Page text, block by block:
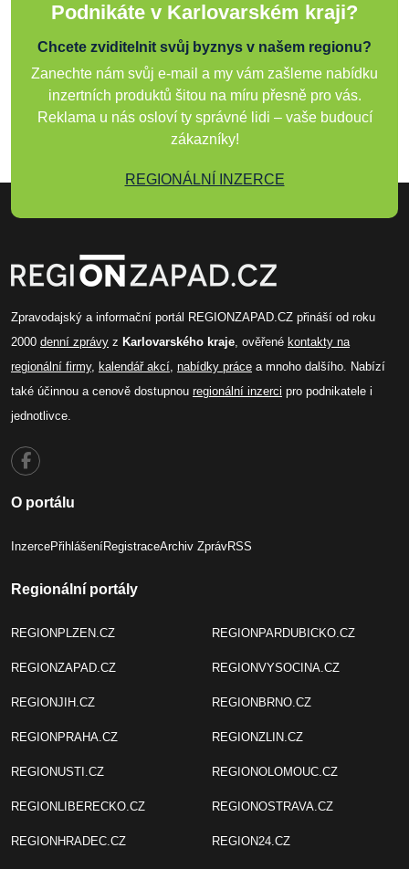
Podnikáte v Karlovarském kraji?
Chcete zviditelnit svůj byznys v našem regionu?
Zanechte nám svůj e-mail a my vám zašleme nabídku
inzertních produktů šitou na míru přesně pro vás.
Reklama u nás osloví ty správné lidi – vaše budoucí
zákazníky!
REGIONÁLNÍ INZERCE
Zpravodajský a informační portál REGIONZAPAD.CZ přináší od roku
2000 denní zprávy z Karlovarského kraje, ověřené kontakty na
regionální firmy, kalendář akcí, nabídky práce a mnoho dalšího. Nabízí
také účinnou a cenově dostupnou regionální inzerci pro podnikatele i
jednotlivce.
O portálu
InzercePřihlášeníRegistraceArchiv ZprávRSS
Regionální portály
REGIONPLZEN.CZ
REGIONZAPAD.CZ
REGIONJIH.CZ
REGIONPRAHA.CZ
REGIONUSTI.CZ
REGIONLIBERECKO.CZ
REGIONHRADEC.CZ
REGIONPARDUBICKO.CZ
REGIONVYSOCINA.CZ
REGIONBRNO.CZ
REGIONZLIN.CZ
REGIONOLOMOUC.CZ
REGIONOSTRAVA.CZ
REGION24.CZ